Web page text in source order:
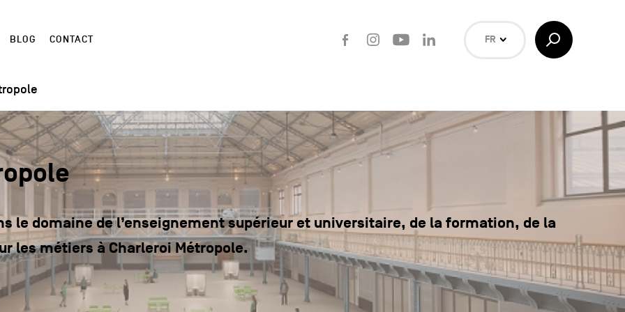
BLOG CONTACT
FacebookInstagramYoutube
FR
Afficher/Masquer
la
Recherche
le domaine de l’enseignement supérieur et universitaire, de la formation, de la
les métiers à Charleroi Métropole.